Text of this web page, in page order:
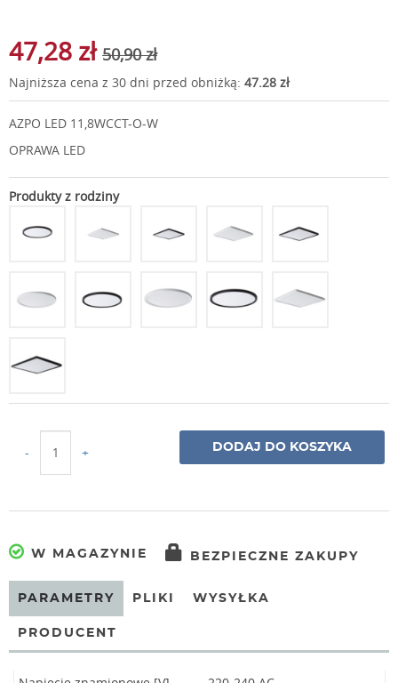
47,28 zł 50,90 zł
Najniższa cena z 30 dni przed obniżką: 47.28 zł
AZPO LED 11,8WCCT-O-W
OPRAWA LED
Produkty z rodziny
- + DODAJ DO KOSZYKA
W MAGAZYNIE BEZPIECZNE ZAKUPY
PARAMETRY PLIKI WYSYŁKA
PRODUCENT